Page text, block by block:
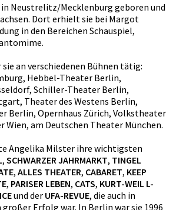
Neustrelitz/Mecklenburg geboren und
Dort erhielt sie bei Margot
in den Bereichen Schauspiel,
an verschiedenen Bühnen tätig:
Hebbel-Theater Berlin,
Schiller-Theater Berlin,
Theater des Westens Berlin,
Berlin, Opernhaus Zürich, Volkstheater
Wien, am Deutschen Theater München.
Angelika Milster ihre wichtigsten
, SCHWARZER JAHRMARKT, TINGEL
, ALLES THEATER, CABARET, KEEP
, PARISER LEBEN, CATS, KURT-WEIL L-
und der UFA-REVUE, die auch in
großer Erfolg war. In Berlin war sie 1996